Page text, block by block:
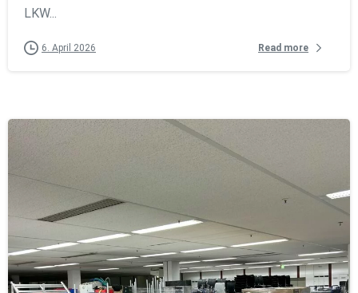
LKW...
6. April 2026 Read more